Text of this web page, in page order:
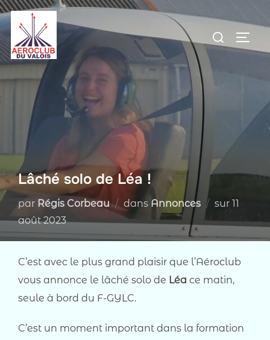
Aller
au
contenu
Rechercher :
Lâché solo de Léa !
par Régis Corbeau dans Annonces sur Publié
le
11
août 2023
C’est avec le plus grand plaisir que l’Aéroclub
vous annonce le lâché solo de Léa ce matin,
seule à bord du F-GYLC.
C’est un moment important dans la formation